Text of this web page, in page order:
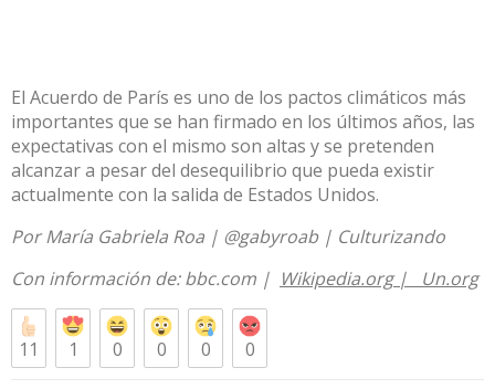
El Acuerdo de París es uno de los pactos climáticos más
importantes que se han firmado en los últimos años, las
expectativas con el mismo son altas y se pretenden
alcanzar a pesar del desequilibrio que pueda existir
actualmente con la salida de Estados Unidos.
Por María Gabriela Roa | @gabyroab | Culturizando
Con información de:bbc.com | Wikipedia.org| Un.org
11 1 0 0 0 0